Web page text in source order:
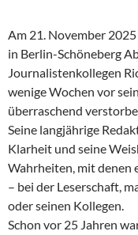
Am 21. November
in Berlin-Schöneberg
Journalistenkollegen
wenige Wochen vor
überraschend
Seine langjährige
Klarheit und seine
Wahrheiten, mit denen
– bei der Leserschaft,
oder seinen Kollegen.
Schon vor 25 Jahren